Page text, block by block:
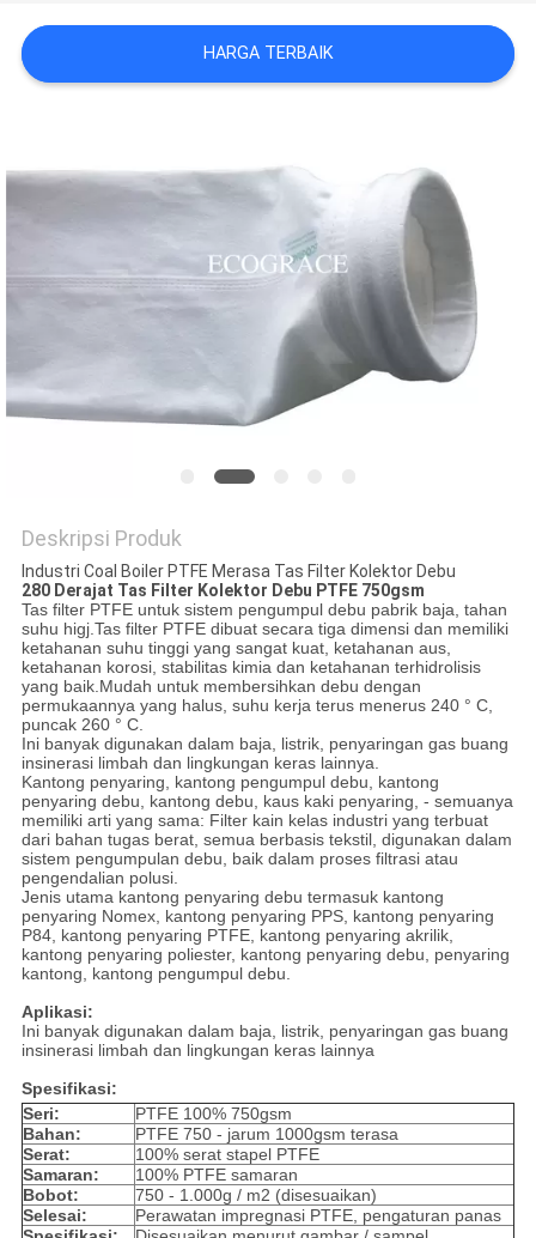
SITEMAP
HARGA TERBAIK
Deskripsi Produk
Industri Coal Boiler PTFE Merasa Tas Filter Kolektor Debu
280 Derajat Tas Filter Kolektor Debu PTFE 750gsm
Tas filter PTFE untuk sistem pengumpul debu pabrik baja, tahan
suhu higj.Tas filter PTFE dibuat secara tiga dimensi dan memiliki
ketahanan suhu tinggi yang sangat kuat, ketahanan aus,
ketahanan korosi, stabilitas kimia dan ketahanan terhidrolisis
yang baik.Mudah untuk membersihkan debu dengan
permukaannya yang halus, suhu kerja terus menerus 240 ° C,
puncak 260 ° C.
Ini banyak digunakan dalam baja, listrik, penyaringan gas buang
insinerasi limbah dan lingkungan keras lainnya.
Kantong penyaring, kantong pengumpul debu, kantong
penyaring debu, kantong debu, kaus kaki penyaring, - semuanya
memiliki arti yang sama: Filter kain kelas industri yang terbuat
dari bahan tugas berat, semua berbasis tekstil, digunakan dalam
sistem pengumpulan debu, baik dalam proses filtrasi atau
pengendalian polusi.
Jenis utama kantong penyaring debu termasuk kantong
penyaring Nomex, kantong penyaring PPS, kantong penyaring
P84, kantong penyaring PTFE, kantong penyaring akrilik,
kantong penyaring poliester, kantong penyaring debu, penyaring
kantong, kantong pengumpul debu.
Aplikasi:
Ini banyak digunakan dalam baja, listrik, penyaringan gas buang
insinerasi limbah dan lingkungan keras lainnya
Spesifikasi:
Seri:
PTFE 100% 750gsm
Bahan:
PTFE 750 - jarum 1000gsm terasa
Serat:
100% serat stapel PTFE
Samaran:
100% PTFE samaran
Bobot:
750 - 1.000g / m2 (disesuaikan)
Selesai:
Perawatan impregnasi PTFE, pengaturan panas